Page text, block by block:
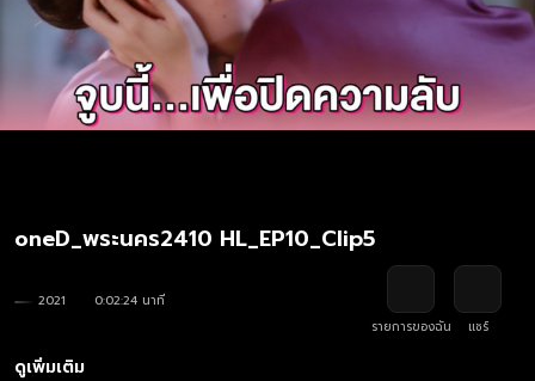
oneD_พระนคร2410 HL_EP10_Clip5
2021
0:02:24 นาที
รายการของฉัน
แชร์
ดูเพิ่มเติม